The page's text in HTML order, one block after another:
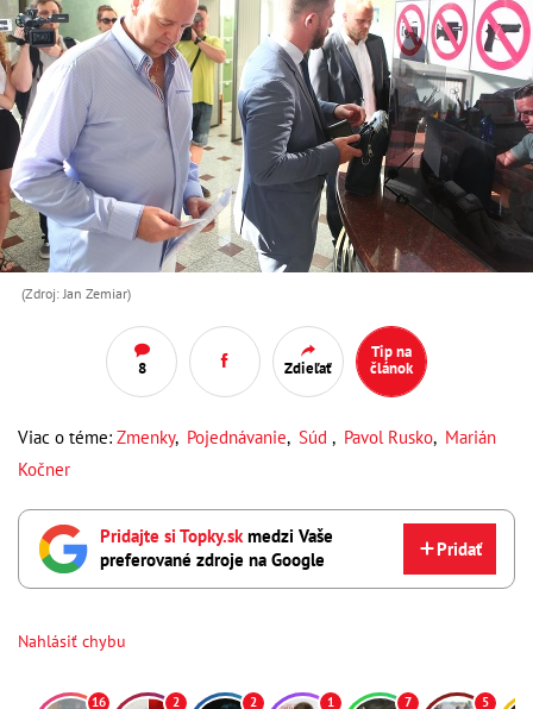
(Zdroj: Jan Zemiar)
8 Zdieľať
Tip na
článok
Viac o téme: Zmenky, Pojednávanie, Súd , Pavol Rusko, Marián
Kočner
Pridajte si Topky.skmedzi Vaše
preferované zdroje na Google
Pridať
Nahlásiť chybu
16 2 2 1 7 5